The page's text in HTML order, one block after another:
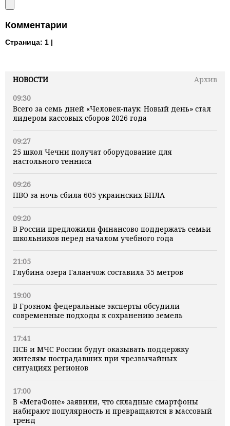
НОВОСТИ
Архив
09:30
Всего за семь дней «Человек‑паук: Новый день» стал
лидером кассовых сборов 2026 года
09:27
25 школ Чечни получат оборудование для
настольного тенниса
09:26
ПВО за ночь сбила 605 украинских БПЛА
09:20
В России предложили финансово поддержать семьи
школьников перед началом учебного года
21:05
Глубина озера Галанчож составила 35 метров
19:00
В Грозном федеральные эксперты обсудили
современные подходы к сохранению земель
17:41
ПСБ и МЧС России будут оказывать поддержку
жителям пострадавших при чрезвычайных
ситуациях регионов
17:00
В «МегаФоне» заявили, что складные смартфоны
набирают популярность и превращаются в массовый
тренд
Комментарии
Страница: 1 |